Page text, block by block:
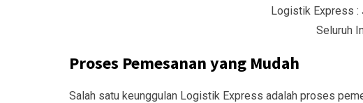
Logistik Express :
Seluruh
Proses Pemesanan yang Mudah
Salah satu keunggulan Logistik Express adalah proses